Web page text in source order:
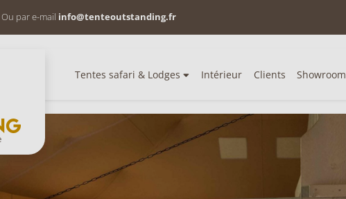
Ou par e-mail info@tenteoutstanding.fr
Tentes safari & Lodges Intérieur Clients Showroom